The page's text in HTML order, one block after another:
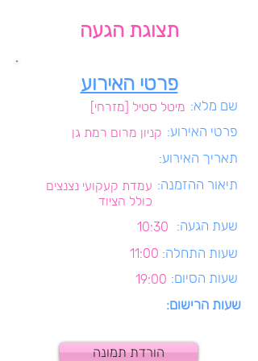
תצוגת הגעה
פרטי האירוע
מיטל סטיל [מזרחי] שם מלא:
קניון מרום רמת גן פרטי האירוע:
תאריך האירוע:
עמדת קעקועי נצנצים
כולל הציוד
תיאור ההזמנה:
10:30 שעת הגעה:
11:00 שעות התחלה:
19:00 שעות הסיום:
שעות הרישום:
הורדת תמונה